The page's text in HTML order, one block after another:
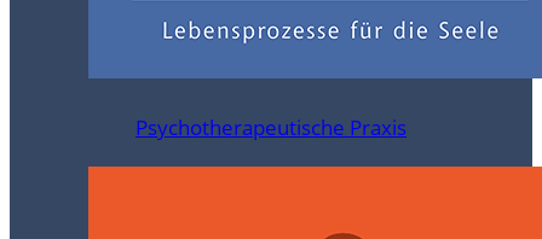
Psychotherapeutische Praxis